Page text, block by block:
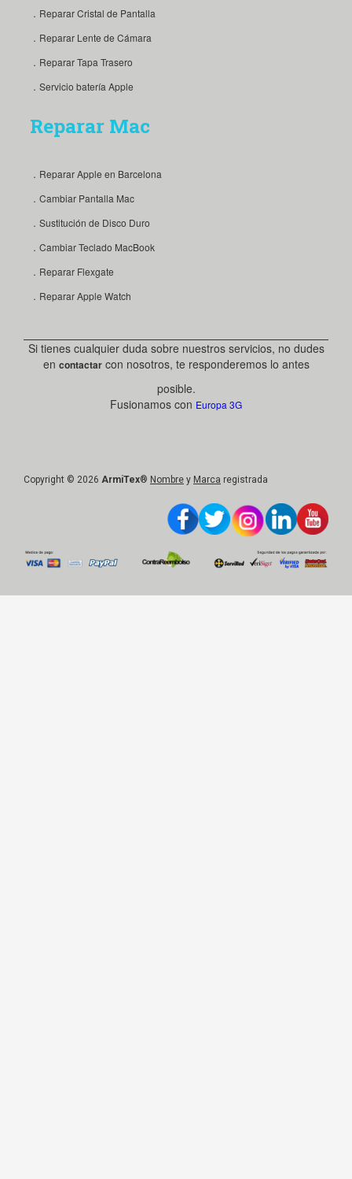
．Reparar Cristal de Pantalla
．Reparar Lente de Cámara
．Reparar Tapa Trasero
．Servicio batería Apple
Reparar Mac
．Reparar Apple en Barcelona
．Cambiar Pantalla Mac
．Sustitución de Disco Duro
．Cambiar Teclado MacBook
．Reparar Flexgate
．Reparar Apple Watch
Si tienes cualquier duda sobre nuestros servicios, no dudes
en contactarcon nosotros, te responderemos lo antes
posible.
Fusionamos con Europa 3G
Copyright © 2026 ArmiTex® Nombre y Marca registrada